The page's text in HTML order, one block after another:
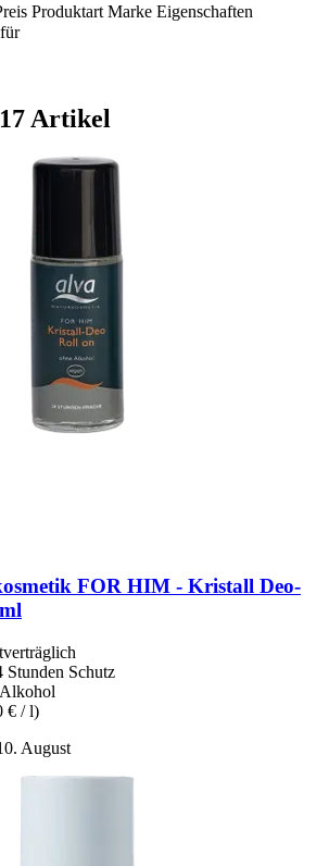
Produktart Marke Eigenschaften
Artikel
FOR HIM -​ Kristall Deo-​
Stunden Schutz
€ / l)
August